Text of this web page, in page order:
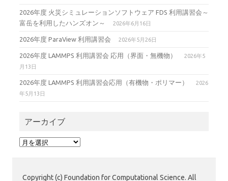
2026年度 火災シミュレーションソフトウェア FDS 利用講習会～
富岳を利用したハンズオン～
2026年6月16日
2026年度 ParaView 利用講習会 2026年5月26日
2026年度 LAMMPS 利用講習会 応用（界面・無機物）
2026年5
月13日
2026年度 LAMMPS 利用講習会応用（有機物・ポリマー）
2026
年5月13日
アーカイブ
ア
Copyright (c) Foundation for Computational Science. All